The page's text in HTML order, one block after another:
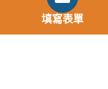
，經多方比較利率
內須還清借款，年
元，無須手續費。
填寫表單